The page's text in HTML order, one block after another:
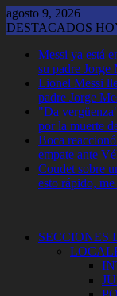
Saltar
al
agosto 9, 2026
DESTACADOS
Messi ya está
su padre Jorge
Lionel Messi
padre Jorge
"Da
por la muerte
Boca
empate ante
Coudet sobre
esto rápido,
SECCIONES